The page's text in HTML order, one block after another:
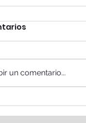
cuáles son las
que provocan
un comentario...